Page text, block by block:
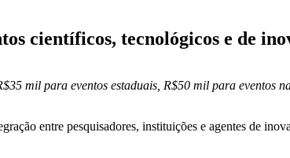
científicos, tecnológicos e de
mil para eventos estaduais, R$50 mil para eventos
entre pesquisadores, instituições e agentes de